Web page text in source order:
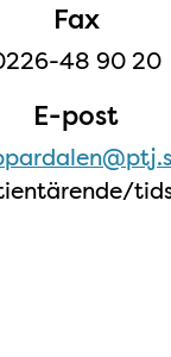
Fax
48 90 20
E-post